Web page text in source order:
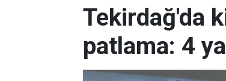
Tekirdağ'da
patlama: 4